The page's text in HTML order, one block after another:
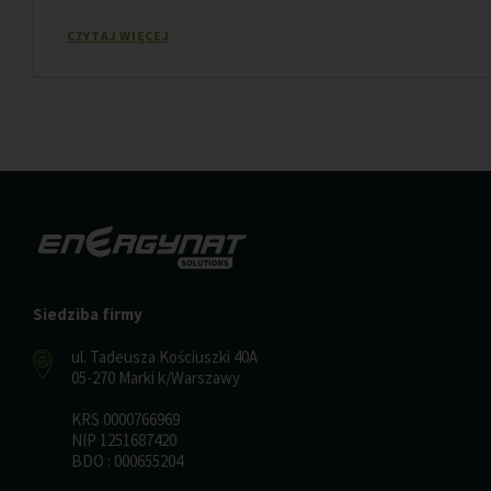
CZYTAJ WIĘCEJ
Siedziba firmy
ul. Tadeusza Kościuszki 40A
05-270 Marki k/Warszawy
KRS 0000766969
NIP 1251687420
BDO : 000655204